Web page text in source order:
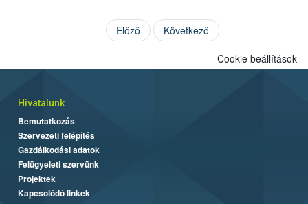
Előző Következő
Cookie beállítások
Hivatalunk
Bemutatkozás
Szervezeti felépítés
Gazdálkodási adatok
Felügyeleti szervünk
Projektek
Kapcsolódó linkek